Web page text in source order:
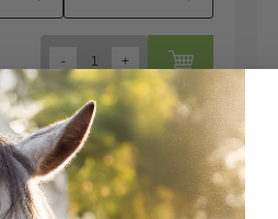
Quantity